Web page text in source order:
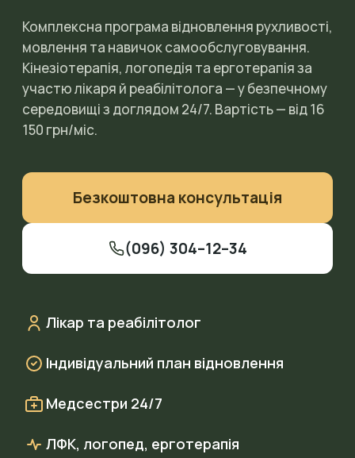
Комплексна програма відновлення рухливості,
мовлення та навичок самообслуговування.
Кінезіотерапія, логопедія та ерготерапія за
участю лікаря й реабілітолога — у безпечному
середовищі з доглядом 24/7. Вартість — від 16
150 грн/міс.
Безкоштовна консультація
(096) 304–12–34
Лікар та реабілітолог
Індивідуальний план відновлення
Медсестри 24/7
ЛФК, логопед, ерготерапія